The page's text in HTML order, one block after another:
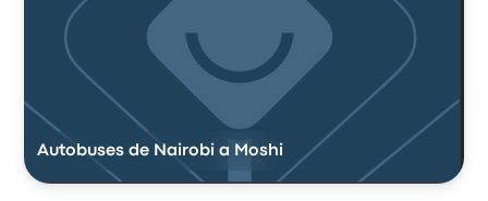
Autobuses de Nairobi a Moshi